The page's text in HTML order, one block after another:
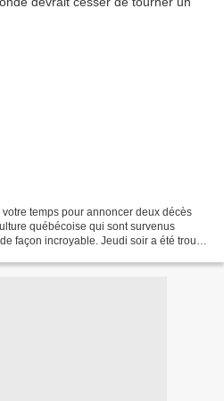
temps pour annoncer deux décès
québécoise qui sont survenus
façon incroyable. Jeudi soir a été trouvé